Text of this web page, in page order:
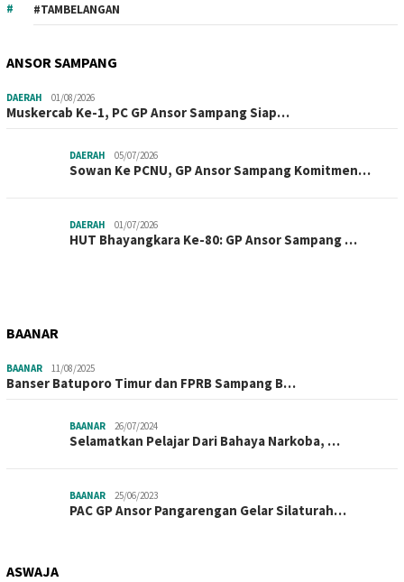
#TAMBELANGAN
ANSOR SAMPANG
DAERAH 01/08/2026
Muskercab Ke-1, PC GP Ansor Sampang Siap…
DAERAH 05/07/2026
Sowan Ke PCNU, GP Ansor Sampang Komitmen…
DAERAH 01/07/2026
HUT Bhayangkara Ke-80: GP Ansor Sampang …
BAANAR
BAANAR 11/08/2025
Banser Batuporo Timur dan FPRB Sampang B…
BAANAR 26/07/2024
Selamatkan Pelajar Dari Bahaya Narkoba, …
BAANAR 25/06/2023
PAC GP Ansor Pangarengan Gelar Silaturah…
ASWAJA